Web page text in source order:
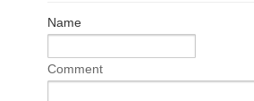
Name
Comment